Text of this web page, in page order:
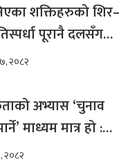
शक्तिहरुको शिर–
पूरानै दलसँग
शरण महत
२०८२
अभ्यास ‘चुनाव
माध्यम मात्र हो :
२०८२